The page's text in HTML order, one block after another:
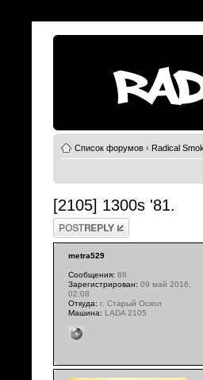
Список форумов ‹ Radical
[2105] 1300s '81.
Ответить
metra529
Сообщения: 86
Зарегистрирован: 09 май 2016,
02:08
Откуда: г. Старый Оскол
Машина: LADA 2105